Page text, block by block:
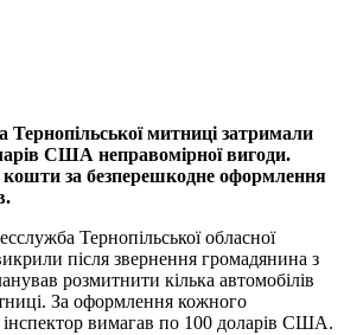
Тернопільської митниці затримали
США неправомірної вигоди.
за безперешкодне оформлення
Тернопільської обласної
після звернення громадянина з
розмитнити кілька автомобілів
За оформлення кожного
інспектор вимагав по 100 доларів США.